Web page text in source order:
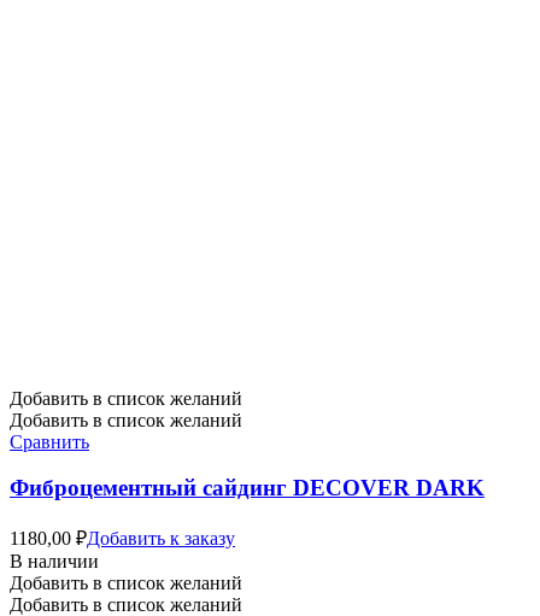
Добавить в список желаний
Добавить в список желаний
Сравнить
Фиброцементный сайдинг DECOVER DARK
1180,00 ₽Добавить к заказу
В наличии
Добавить в список желаний
Добавить в список желаний